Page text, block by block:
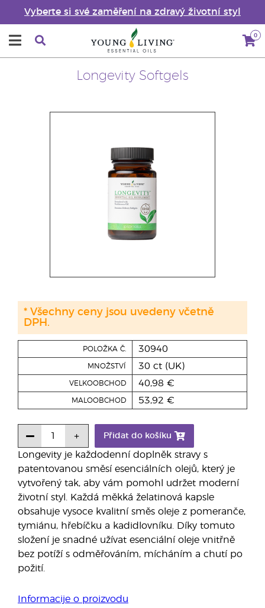
Vyberte si své zaměření na zdravý životní styl
0
Longevity Softgels
Longevity je každodenní doplněk stravy s
patentovanou směsí esenciálních olejů, který je
vytvořený tak, aby vám pomohl udržet moderní
životní styl. Každá měkká želatinová kapsle
obsahuje vysoce kvalitní směs oleje z pomeranče,
tymiánu, hřebíčku a kadidlovníku. Díky tomuto
složení je snadné užívat esenciální oleje vnitřně
bez potíží s odměřováním, mícháním a chutí po
požití.
Informacije o proizvodu
POLOŽKA Č. 30940
MNOŽSTVÍ 30 ct (UK)
VELKOOBCHOD 40,98 €
MALOOBCHOD 53,92 €
Přidat do košíku
* Všechny ceny jsou uvedeny včetně
DPH.